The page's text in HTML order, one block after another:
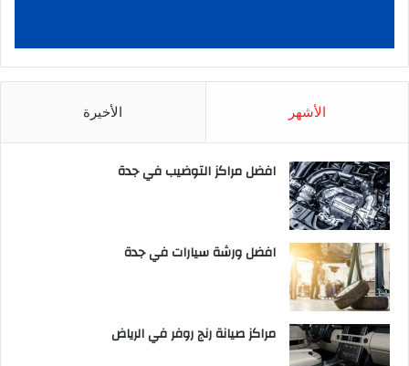
الأشهر الأخيرة
افضل مراكز التوضيب في جدة
افضل ورشة سيارات في جدة
مراكز صيانة رنج روفر في الرياض